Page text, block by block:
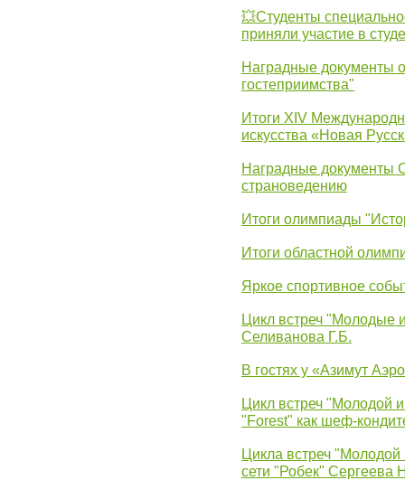
💥Студенты
приняли участие в
Наградные документы
гостеприимства"
Итоги XIV
искусства «Новая
Наградные документы
страноведению
Итоги олимпиады
Итоги областной
Яркое спортивное
Цикл встреч "Молодые
Селиванова Г.Б.
В гостях у «Азимут
Цикл встреч "Молодой
"Forest" как шеф-
Цикла встреч
сети "Робек" Сергеева